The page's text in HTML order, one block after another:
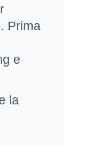
Prima
e
la